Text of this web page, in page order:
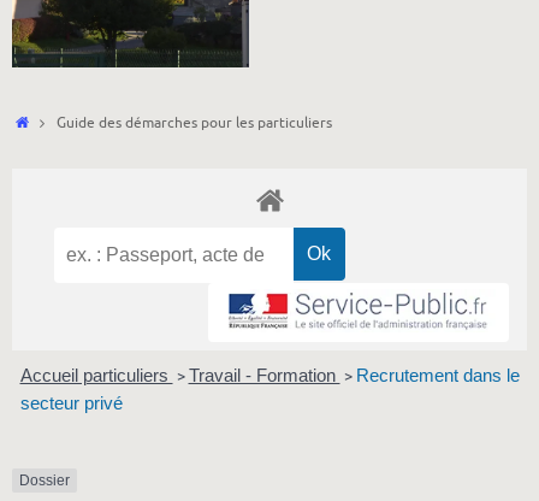
Accueil
Guide des démarches pour les particuliers
Accueil particuliers > Travail - Formation > Recrutement dans le
secteur privé
Dossier